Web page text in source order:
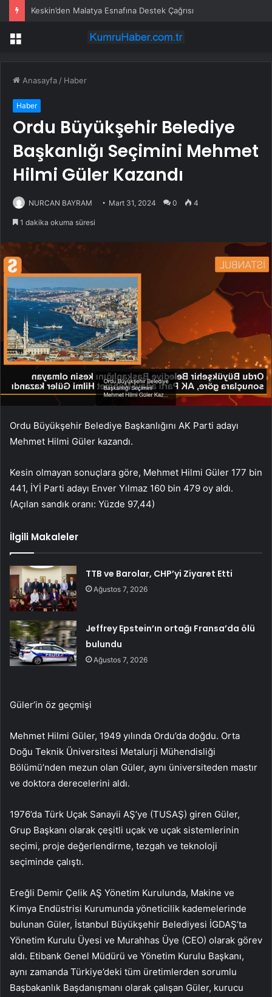
Keskin’den Malatya Esnafına Destek Çağrısı
Menü
Anasayfa / Haber
Haber
Ordu Büyükşehir Belediye
Başkanlığı Seçimini Mehmet
Hilmi Güler Kazandı
NURCAN BAYRAM Mart 31, 2024 0 4
1 dakika okuma süresi
Ordu Büyükşehir Belediye Başkanlığını AK Parti adayı
Mehmet Hilmi Güler kazandı.
Kesin olmayan sonuçlara göre, Mehmet Hilmi Güler 177 bin
441, İYİ Parti adayı Enver Yılmaz 160 bin 479 oy aldı.
(Açılan sandık oranı: Yüzde 97,44)
İlgili Makaleler
TTB ve Barolar, CHP’yi Ziyaret Etti
Ağustos 7, 2026
Jeffrey Epstein’ın ortağı Fransa’da ölü
bulundu
Ağustos 7, 2026
Güler’in öz geçmişi
Mehmet Hilmi Güler, 1949 yılında Ordu’da doğdu. Orta
Doğu Teknik Üniversitesi Metalurji Mühendisliği
Bölümü’nden mezun olan Güler, aynı üniversiteden mastır
ve doktora derecelerini aldı.
1976’da Türk Uçak Sanayii AŞ’ye (TUSAŞ) giren Güler,
Grup Başkanı olarak çeşitli uçak ve uçak sistemlerinin
seçimi, proje değerlendirme, tezgah ve teknoloji
seçiminde çalıştı.
Ereğli Demir Çelik AŞ Yönetim Kurulunda, Makine ve
Kimya Endüstrisi Kurumunda yöneticilik kademelerinde
bulunan Güler, İstanbul Büyükşehir Belediyesi İGDAŞ’ta
Yönetim Kurulu Üyesi ve Murahhas Üye (CEO) olarak görev
aldı. Etibank Genel Müdürü ve Yönetim Kurulu Başkanı,
aynı zamanda Türkiye’deki tüm üretimlerden sorumlu
Başbakanlık Başdanışmanı olarak çalışan Güler, kurucu